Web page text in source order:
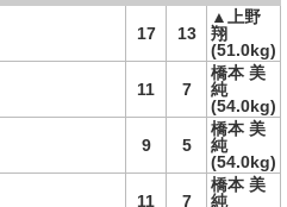
17 13
▲上野
翔
(51.0kg)
11 7
橋本 美
純
(54.0kg)
9 5
橋本 美
純
(54.0kg)
11 7
橋本 美
純